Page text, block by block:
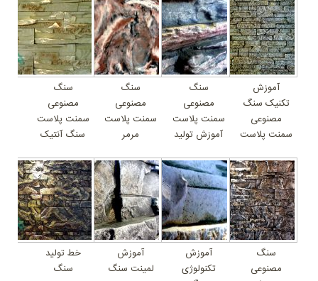
آموزش
تکنیک سنگ
مصنوعی
سمنت پلاست
سنگ
مصنوعی
سمنت پلاست
آموزش تولید
سنگ
مصنوعی
سمنت پلاست
مرمر
سنگ
مصنوعی
سمنت پلاست
سنگ آنتیک
سنگ
مصنوعی
آموزش
تکنولوژی
آموزش
لمینت سنگ
خط تولید
سنگ